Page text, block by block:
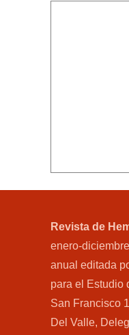
Revista de
enero-
anual editada
para el Estudio
San Francisco
Del Valle,